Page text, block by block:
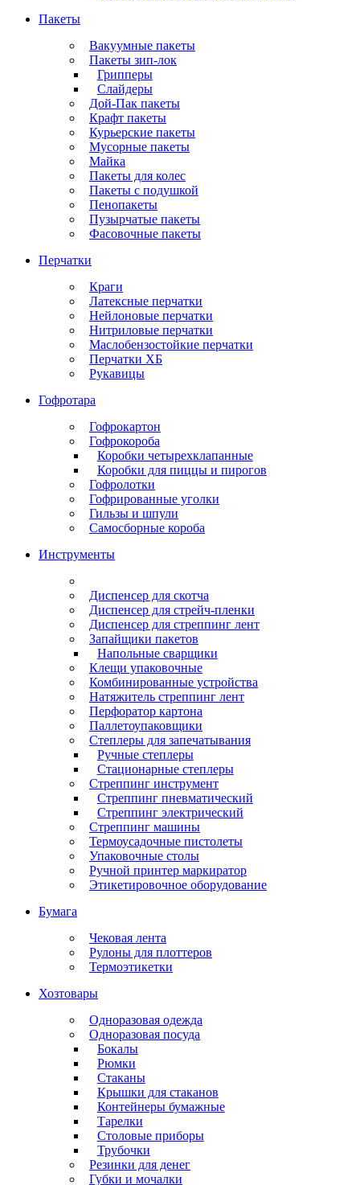
Пакеты
Вакуумные пакеты
Пакеты зип-лок
Грипперы
Слайдеры
Дой-Пак пакеты
Крафт пакеты
Курьерские пакеты
Мусорные пакеты
Майка
Пакеты для колес
Пакеты с подушкой
Пенопакеты
Пузырчатые пакеты
Фасовочные пакеты
Перчатки
Краги
Латексные перчатки
Нейлоновые перчатки
Нитриловые перчатки
Маслобензостойкие перчатки
Перчатки ХБ
Рукавицы
Гофротара
Гофрокартон
Гофрокороба
Коробки четырехклапанные
Коробки для пиццы и пирогов
Гофролотки
Гофрированные уголки
Гильзы и шпули
Самосборные короба
Инструменты
Диспенсер для скотча
Диспенсер для стрейч-пленки
Диспенсер для стреппинг лент
Запайщики пакетов
Напольные сварщики
Клещи упаковочные
Комбинированные устройства
Натяжитель стреппинг лент
Перфоратор картона
Паллетоупаковщики
Степлеры для запечатывания
Ручные степлеры
Стационарные степлеры
Стреппинг инструмент
Стреппинг пневматический
Стреппинг электрический
Стреппинг машины
Термоусадочные пистолеты
Упаковочные столы
Ручной принтер маркиратор
Этикетировочное оборудование
Бумага
Чековая лента
Рулоны для плоттеров
Термоэтикетки
Хозтовары
Одноразовая одежда
Одноразовая посуда
Бокалы
Рюмки
Стаканы
Крышки для стаканов
Контейнеры бумажные
Тарелки
Столовые приборы
Трубочки
Резинки для денег
Губки и мочалки